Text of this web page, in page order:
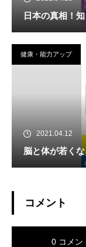
日本の真相！
健康・能力アップ
2021.04.12
脳と体が若く
コメント
0 コメン